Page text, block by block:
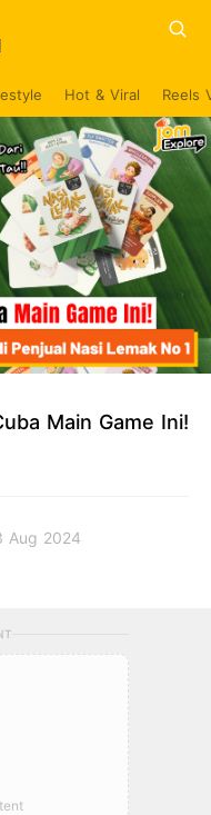
Hot & Viral Reels
Main Game Ini!
Aug 2024